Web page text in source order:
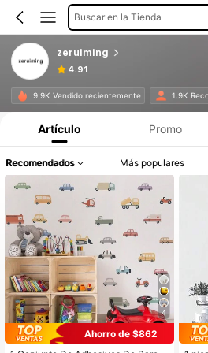
Buscar en la Tienda
zeruiming
4.91
9.9K Vendido recientemente 1.9K
Artículo Promo
Recomendados Más populares
4
Ahorro de $862